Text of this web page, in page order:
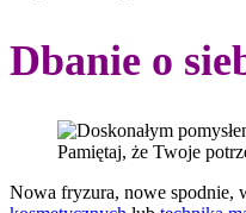
Dbanie o
Pamiętaj, że Twoje
Nowa fryzura, nowe spodnie,